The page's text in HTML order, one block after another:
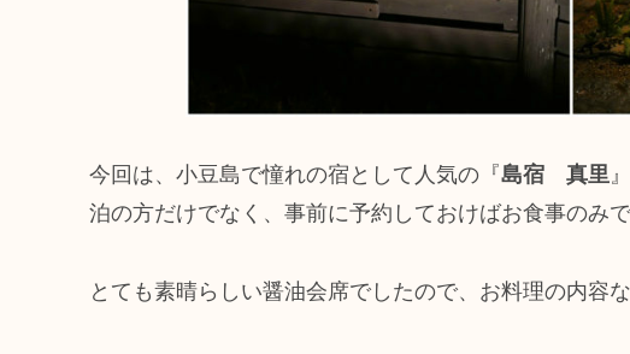
今回は、小豆島で憧れの宿として人気の『島宿 真里
泊の方だけでなく、事前に予約しておけばお食事のみ
とても素晴らしい醤油会席でしたので、お料理の内容